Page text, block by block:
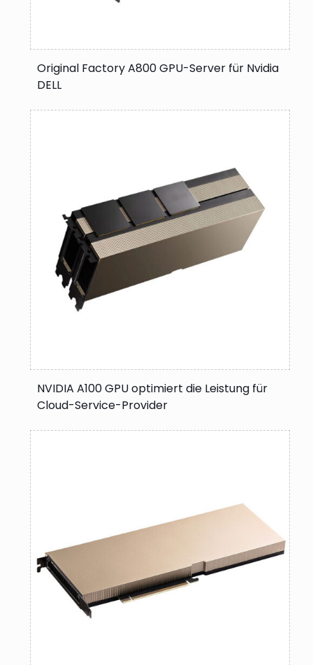
Original Factory A800 GPU-Server für Nvidia
DELL
NVIDIA A100 GPU optimiert die Leistung für
Cloud-Service-Provider